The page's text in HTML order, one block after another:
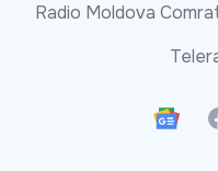
Radio Moldova
Google